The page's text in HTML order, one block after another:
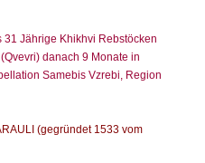
31 Jährige Khikhvi Rebstöcken
danach 9 Monate in
Samebis Vzrebi, Region
(gegründet 1533 vom